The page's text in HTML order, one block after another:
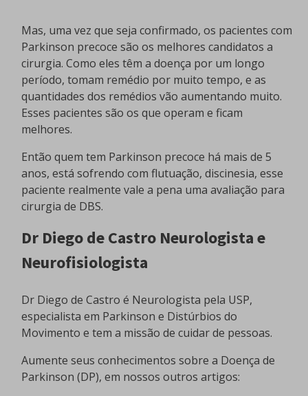
Mas, uma vez que seja confirmado, os pacientes com
Parkinson precoce são os melhores candidatos a
cirurgia. Como eles têm a doença por um longo
período, tomam remédio por muito tempo, e as
quantidades dos remédios vão aumentando muito.
Esses pacientes são os que operam e ficam
melhores.
Então quem tem Parkinson precoce há mais de 5
anos, está sofrendo com flutuação, discinesia, esse
paciente realmente vale a pena uma avaliação para
cirurgia de DBS.
Dr Diego de Castro Neurologista e
Neurofisiologista
Dr Diego de Castro é Neurologista pela USP,
especialista em Parkinson e Distúrbios do
Movimento e tem a missão de cuidar de pessoas.
Aumente seus conhecimentos sobre a Doença de
Parkinson (DP), em nossos outros artigos: